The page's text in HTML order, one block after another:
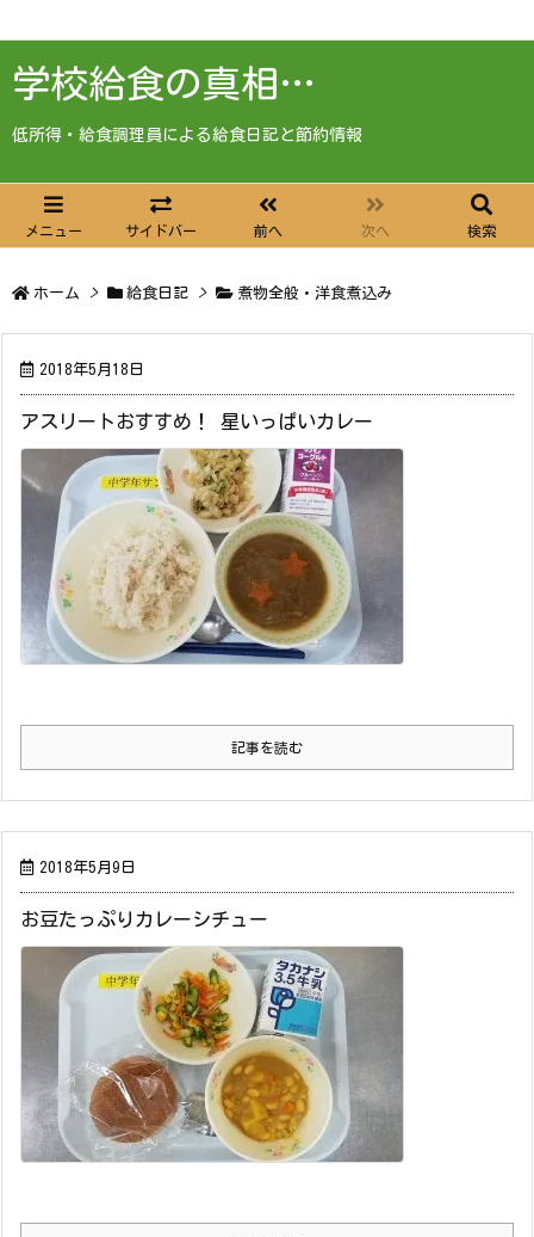
学校給食の真相…
低所得・給食調理員による給食日記と節約情報
メニュー サイドバー 前へ 次へ 検索
ホーム > 給食日記 > 煮物全般・洋食煮込み
2018年5月18日
アスリートおすすめ！ 星いっぱいカレー
記事を読む
2018年5月9日
お豆たっぷりカレーシチュー